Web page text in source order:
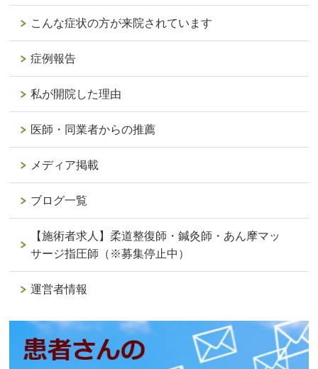
こんな症状の方が来院されています
症例報告
私が開院した理由
医師・同業者からの推薦
メディア掲載
ブログ一覧
【施術者求人】柔道整復師・鍼灸師・あん摩マッ
サージ指圧師（※募集停止中）
運営者情報